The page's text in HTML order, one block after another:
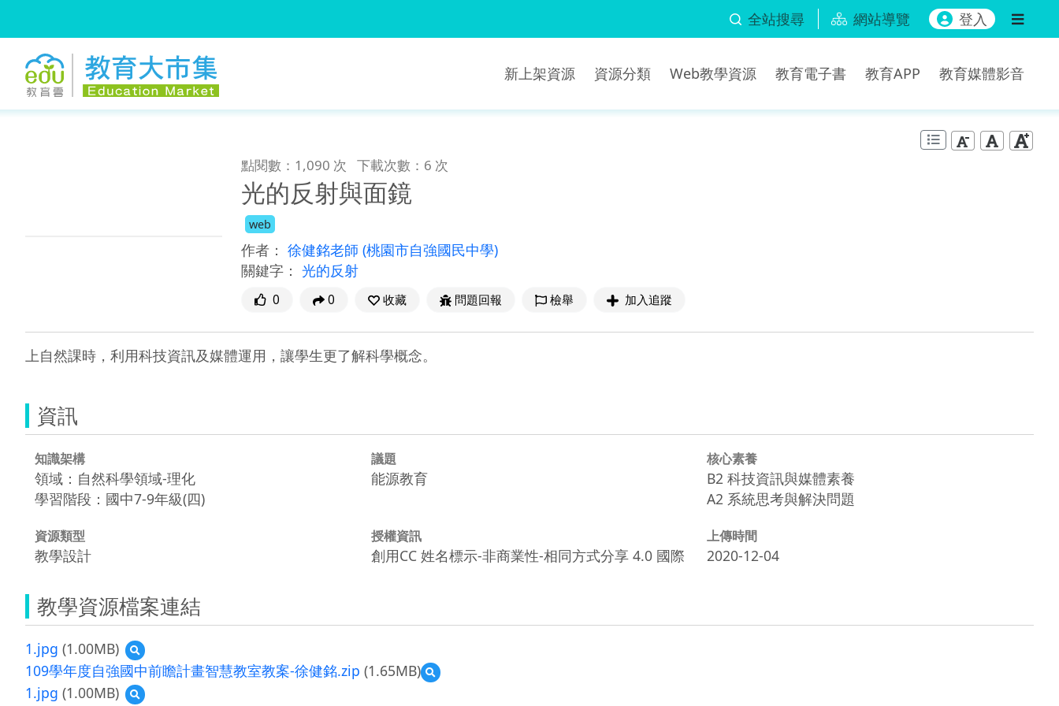
全站搜尋 網站導覽 登入
新上架資源 資源分類 Web教學資源 教育電子書 教育APP 教育媒體影音
點閱數：1,090 次 下載次數：6 次
光的反射與面鏡
web
作者： 徐健銘老師 (桃園市自強國民中學)
關鍵字： 光的反射
0 0 收藏 問題回報 檢舉 加入追蹤
上自然課時，利用科技資訊及媒體運用，讓學生更了解科學概念。
資訊
知識架構
領域：自然科學領域-理化
學習階段：國中7-9年級(四)
議題
能源教育
核心素養
B2 科技資訊與媒體素養
A2 系統思考與解決問題
資源類型
教學設計
授權資訊
創用CC 姓名標示-非商業性-相同方式分享 4.0 國際
上傳時間
2020-12-04
教學資源檔案連結
1.jpg (1.00MB)
預
覽
1.jpg
109學年度自強國中前瞻計畫智慧教室教案-徐健銘.zip (1.65MB)
預
覽
1.jpg (1.00MB)
預